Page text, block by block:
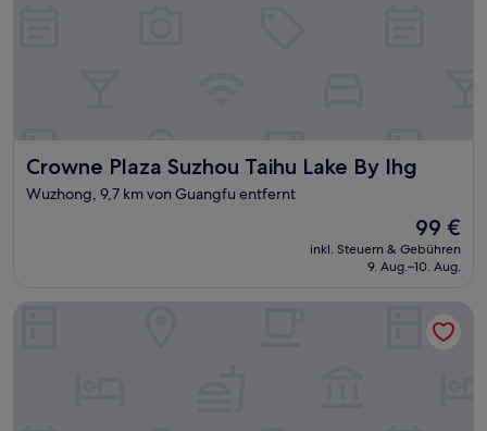
Crowne Plaza Suzhou Taihu Lake By Ihg
Crowne Plaza Suzhou Taihu Lake By Ihg
Wuzhong, 9,7 km von Guangfu entfernt
Der
Preis
beträgt
99 €
inkl. Steuern & Gebühren
9. Aug.–10. Aug.
Angsana Suzhou Shishan